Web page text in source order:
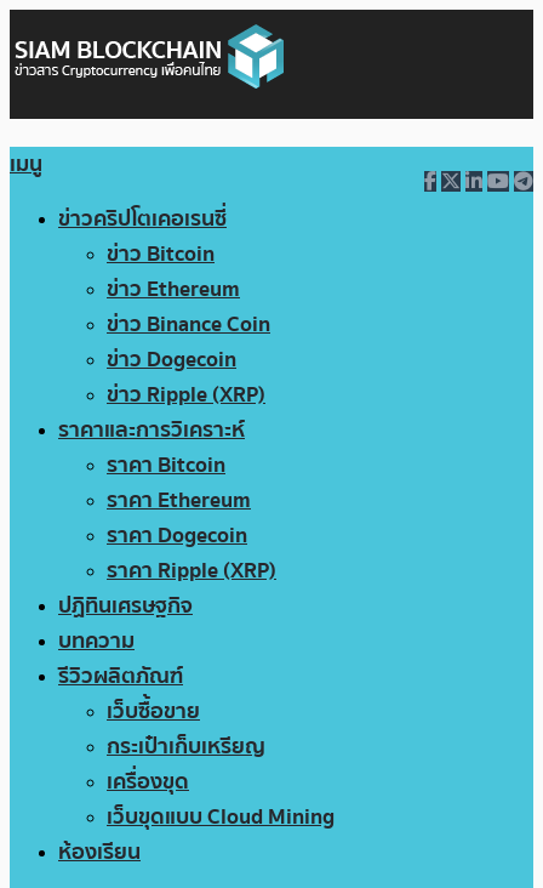
เมนู
ข่าวคริปโตเคอเรนซี่
ข่าว Bitcoin
ข่าว Ethereum
ข่าว Binance Coin
ข่าว Dogecoin
ข่าว Ripple (XRP)
ราคาและการวิเคราะห์
ราคา Bitcoin
ราคา Ethereum
ราคา Dogecoin
ราคา Ripple (XRP)
ปฏิทินเศรษฐกิจ
บทความ
รีวิวผลิตภัณฑ์
เว็บซื้อขาย
กระเป๋าเก็บเหรียญ
เครื่องขุด
เว็บขุดแบบ Cloud Mining
ห้องเรียน